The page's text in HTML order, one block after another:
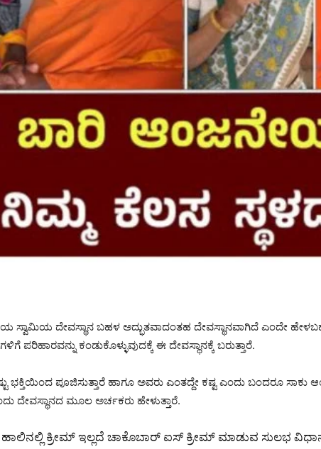
ಸ್ವಾಮಿಯ ದೇವಸ್ಥಾನ ಬಹಳ ಅದ್ಭುತವಾದಂತಹ ದೇವಸ್ಥಾನವಾಗಿದೆ ಎಂದೇ
ಕಂಡುಕೊಳ್ಳುವುದಕ್ಕೆ ಈ ದೇವಸ್ಥಾನಕ್ಕೆ ಬರುತ್ತಾರೆ.
ಭಕ್ತಿಯಿಂದ ಪೂಜಿಸುತ್ತಾರೆ ಹಾಗೂ ಅವರು ಎಂತದ್ದೇ ಕಷ್ಟ ಎಂದು ಬಂದರೂ ಸಾಕು
ದೇವಸ್ಥಾನದ ಮೂಲ ಅರ್ಚಕರು ಹೇಳುತ್ತಾರೆ.
ಕ್ರೀಮ್ ಇಲ್ಲದೆ ಚಾಕೊಬಾರ್ ಐಸ್ ಕ್ರೀಮ್ ಮಾಡುವ ಸುಲಭ